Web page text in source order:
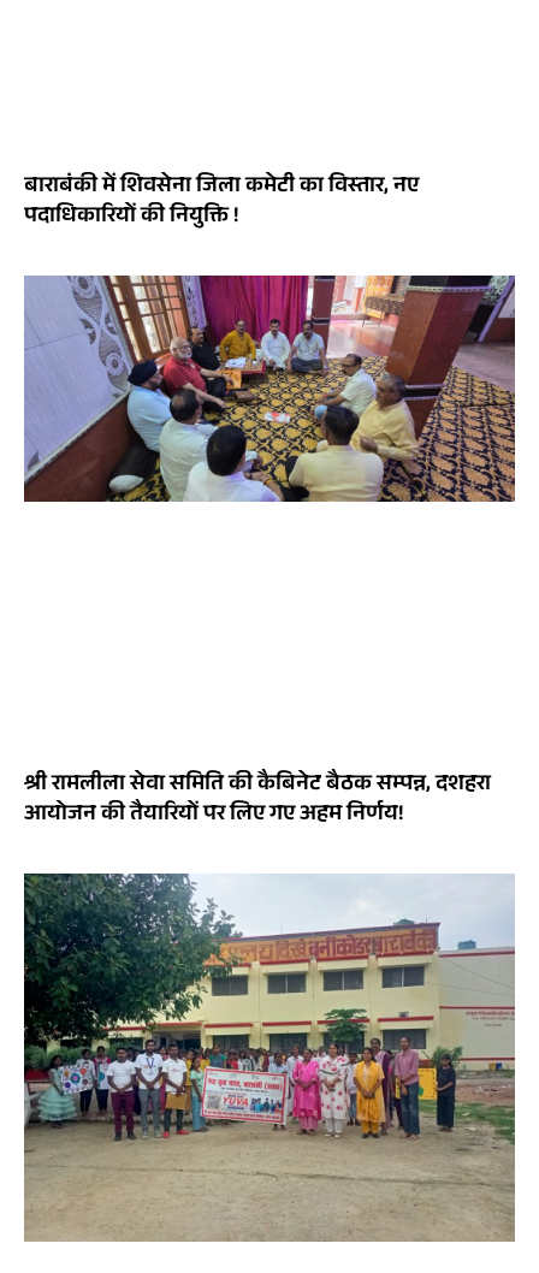
बाराबंकी में शिवसेना जिला कमेटी का विस्तार, नए
पदाधिकारियों की नियुक्ति !
श्री रामलीला सेवा समिति की कैबिनेट बैठक सम्पन्न, दशहरा
आयोजन की तैयारियों पर लिए गए अहम निर्णय!